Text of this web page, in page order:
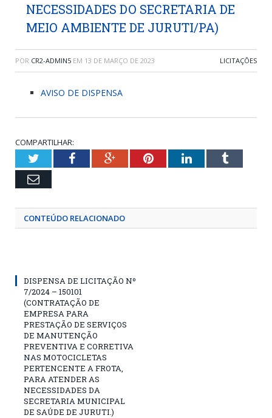
NECESSIDADES DO SECRETARIA DE
MEIO AMBIENTE DE JURUTI/PA)
POR CR2-ADMIN5 EM 13 DE MARÇO DE 2023 LICITAÇÕES
AVISO DE DISPENSA
COMPARTILHAR:
TwitterFacebookGoogle+PinterestLinkedInTumblr
Email
CONTEÚDO RELACIONADO
DISPENSA DE LICITAÇÃO Nº
7/2024 – 150101
(CONTRATAÇÃO DE
EMPRESA PARA
PRESTAÇÃO DE SERVIÇOS
DE MANUTENÇÃO
PREVENTIVA E CORRETIVA
NAS MOTOCICLETAS
PERTENCENTE A FROTA,
PARA ATENDER AS
NECESSIDADES DA
SECRETARIA MUNICIPAL
DE SAÚDE DE JURUTI.)